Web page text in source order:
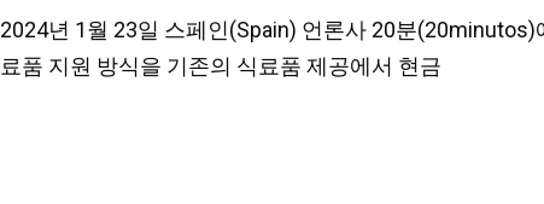
2024년 1월 23일 스페인(Spain) 언론사 20분
료품 지원 방식을 기존의 식료품 제공에서 현금